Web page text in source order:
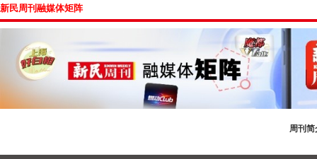
新民周刊融媒体矩阵
周刊简